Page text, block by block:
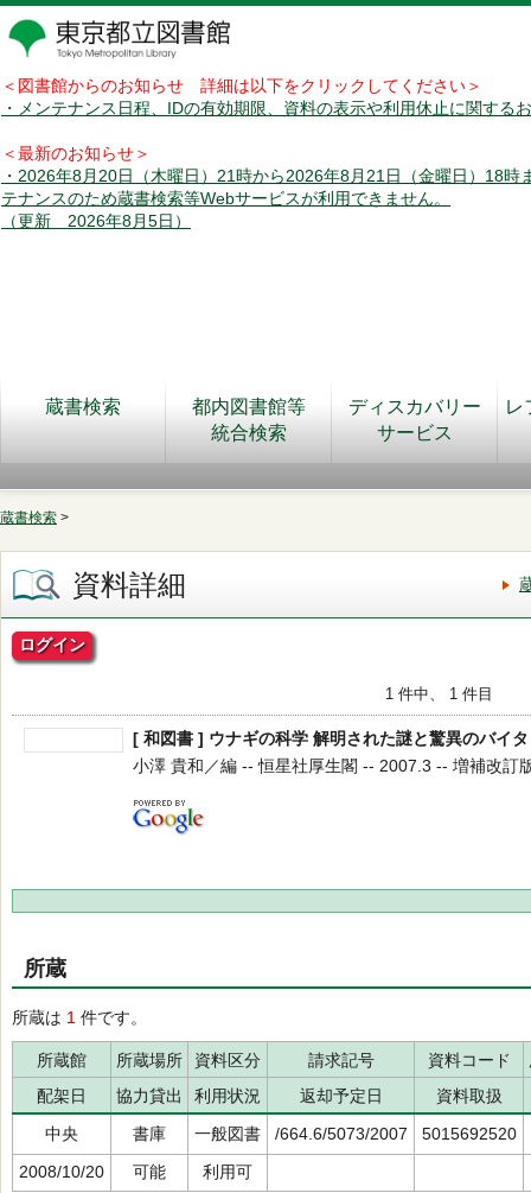
＜図書館からのお知らせ 詳細は以下をクリックしてください＞
・メンテナンス日程、IDの有効期限、資料の表示や利用休止に関する
＜最新のお知らせ＞
・2026年8月20日（木曜日）21時から2026年8月21日（金曜日）18時
テナンスのため蔵書検索等Webサービスが利用できません。
（更新 2026年8月5日）
蔵書検索
都内図書館等
統合検索
ディスカバリー
サービス
レ
蔵書検索 >
資料詳細
ログイン
1 件中、 1 件目
[ 和図書 ] ウナギの科学 解明された謎と驚異のバイ
小澤 貴和／編 -- 恒星社厚生閣 -- 2007.3 -- 増補改訂
所蔵
所蔵は 1 件です。
所蔵館 所蔵場所 資料区分 請求記号 資料コード
配架日
協力貸出 利用状況 返却予定日
資料取扱
中央
書庫 一般図書 /664.6/5073/2007
5015692520
2008/10/20
可能 利用可